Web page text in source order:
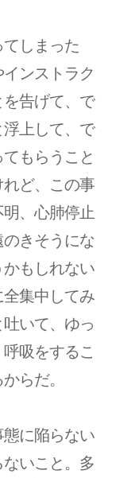
しまった
ンストラク
告げて、で
上して、で
もらうこと
ど、この事
、心肺停止
きそうにな
もしれない
集中してみ
いて、ゆっ
吸をするこ
らだ。
に陥らない
いこと。多